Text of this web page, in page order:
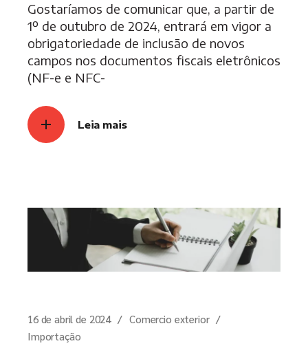
Gostaríamos de comunicar que, a partir de
1º de outubro de 2024, entrará em vigor a
obrigatoriedade de inclusão de novos
campos nos documentos fiscais eletrônicos
(NF-e e NFC-
Leia mais
16 de abril de 2024
Comercio exterior
Importação